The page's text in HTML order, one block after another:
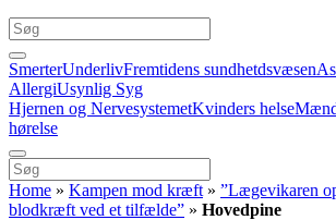
SmerterUnderlivFremtidens sundhetdsvæsen
AllergiUsynlig Syg
Hjernen og NervesystemetKvinders helse
hørelse
Home » Kampen mod kræft » ”Lægevikaren
blodkræft ved et tilfælde” » Hovedpine